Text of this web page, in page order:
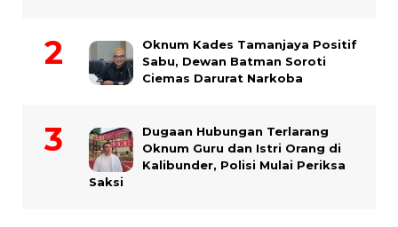
Oknum Kades Tamanjaya Positif
Sabu, Dewan Batman Soroti
Ciemas Darurat Narkoba
Dugaan Hubungan Terlarang
Oknum Guru dan Istri Orang di
Kalibunder, Polisi Mulai Periksa
Saksi